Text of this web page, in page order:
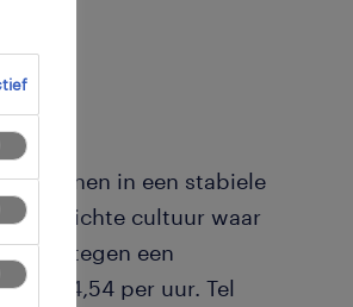
je binnen in een stabiele
cultuur waar
tegen een
€ 24,54 per uur. Tel